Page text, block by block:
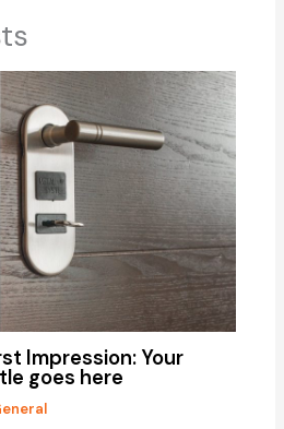
Impression: Your
goes here